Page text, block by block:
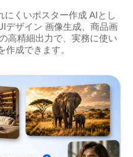
にくいポスター作成 AIとし
デザイン 画像生成、商品画
高精細出力で、実務に使い
作成できます。